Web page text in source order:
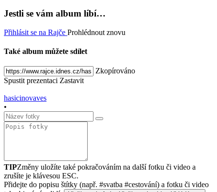
Jestli se vám album líbí…
Přihlásit se na Rajče Prohlédnout znovu
Také album můžete sdílet
Zkopírováno
Spustit prezentaci Zastavit
hasicinovaves
•
TIPZměny uložíte také pokračováním na další fotku či video a
zrušíte je klávesou ESC.
Přidejte do popisu štítky (např. #svatba #cestování) a fotku či video